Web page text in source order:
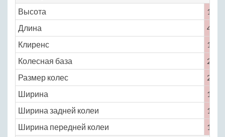
Высота
1810
Длина
4285
Клиренс
180
Колесная база
2680
Размер колес
215
Ширина
1815
Ширина задней колеи
1443
Ширина передней колеи
1443